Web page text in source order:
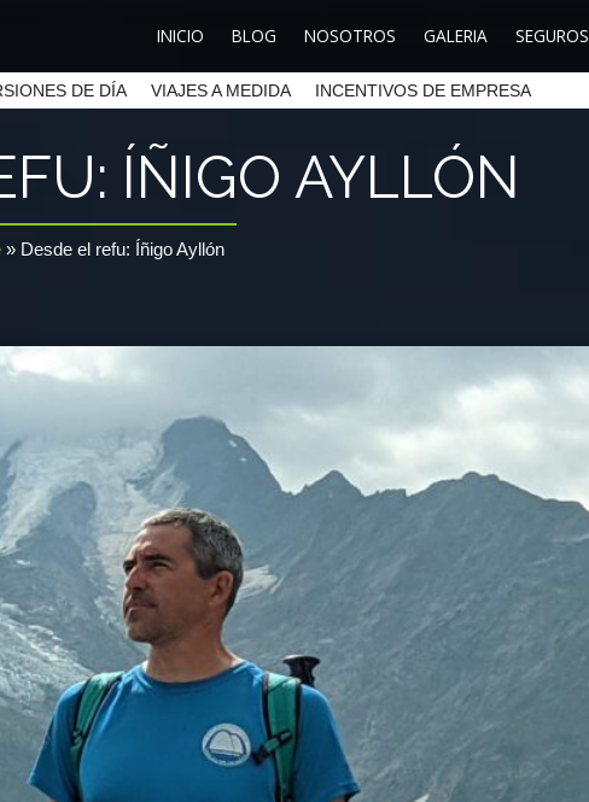
INICIO BLOG NOSOTROS GALERIA SEGUROS
DE DÍA VIAJES A MEDIDA INCENTIVOS DE EMPRESA
ÍÑIGO AYLLÓN
» Desde el refu: Íñigo Ayllón